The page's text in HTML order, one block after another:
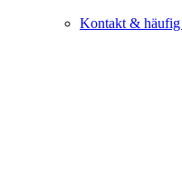
Kontakt & häufig